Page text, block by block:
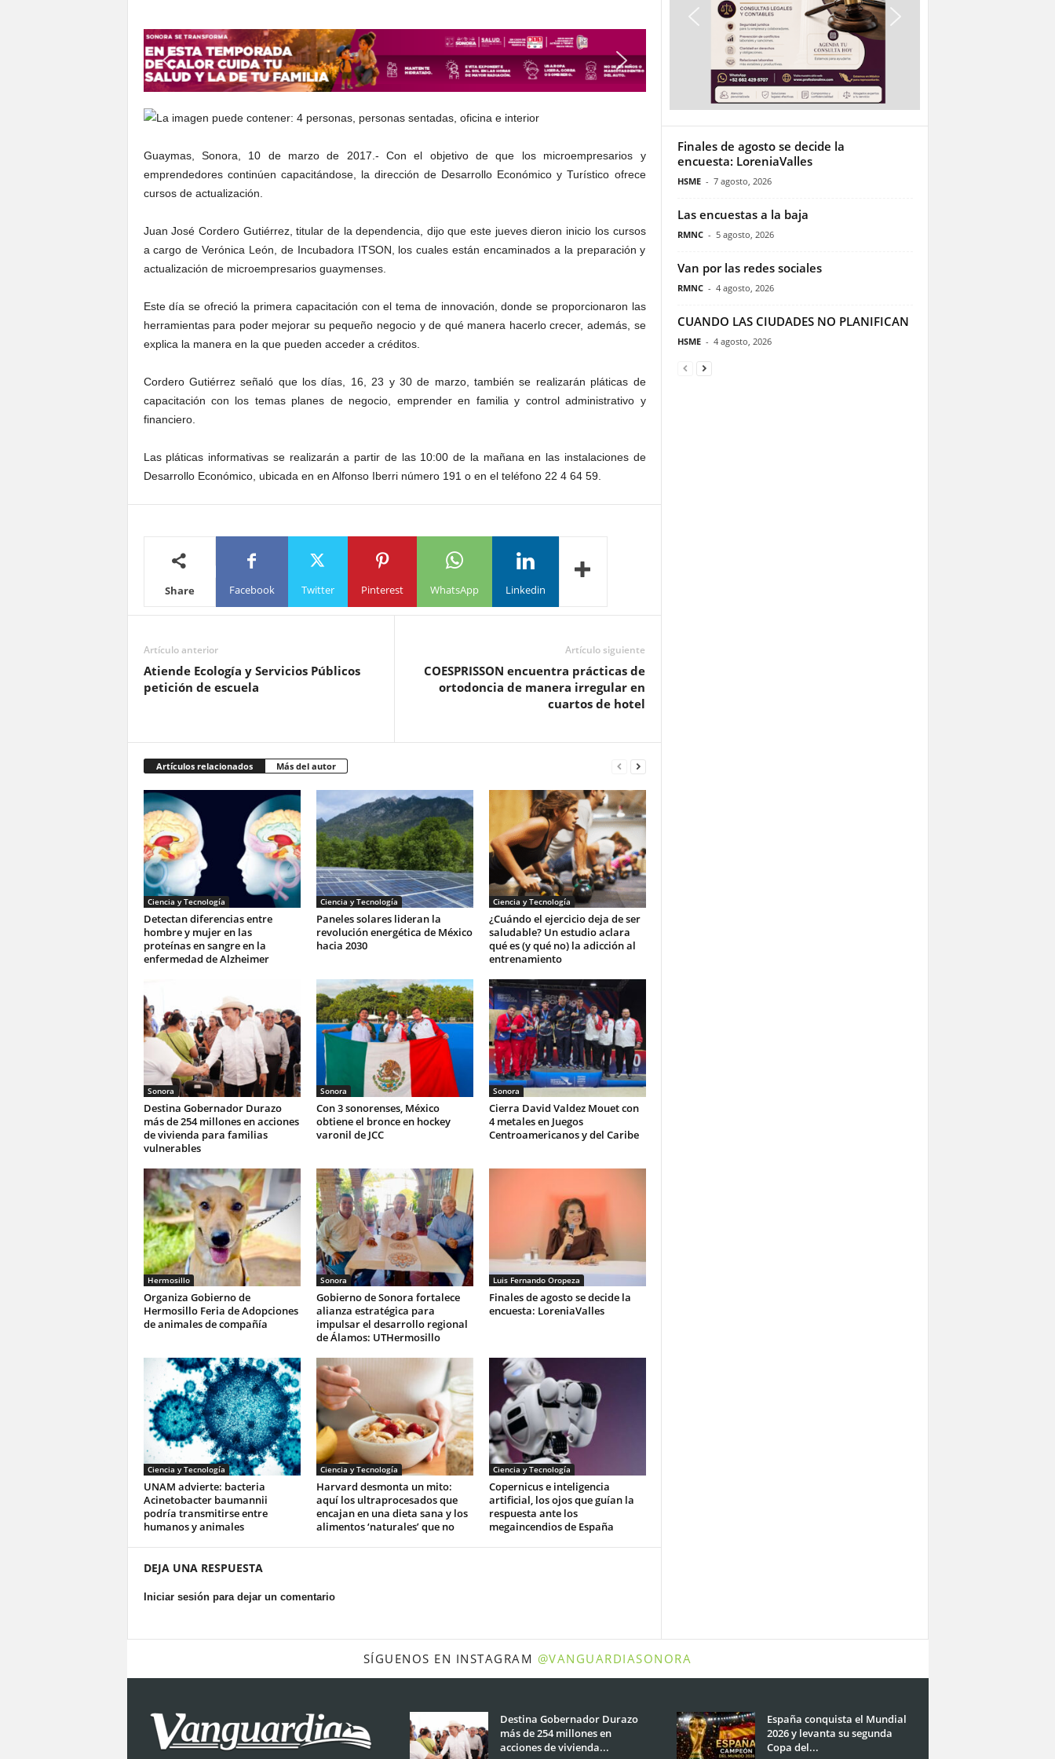
Guaymas, Sonora, 10 de marzo de 2017.- Con el objetivo de que los microempresarios y
emprendedores continúen capacitándose, la dirección de Desarrollo Económico y Turístico ofrece
cursos de actualización.
Juan José Cordero Gutiérrez, titular de la dependencia, dijo que este jueves dieron inicio los cursos
a cargo de Verónica León, de Incubadora ITSON, los cuales están encaminados a la preparación y
actualización de microempresarios guaymenses.
Este día se ofreció la primera capacitación con el tema de innovación, donde se proporcionaron las
herramientas para poder mejorar su pequeño negocio y de qué manera hacerlo crecer, además, se
explica la manera en la que pueden acceder a créditos.
Cordero Gutiérrez señaló que los días, 16, 23 y 30 de marzo, también se realizarán pláticas de
capacitación con los temas planes de negocio, emprender en familia y control administrativo y
financiero.
Las pláticas informativas se realizarán a partir de las 10:00 de la mañana en las instalaciones de
Desarrollo Económico, ubicada en en Alfonso Iberri número 191 o en el teléfono 22 4 64 59.
Share Facebook Twitter Pinterest WhatsApp Linkedin
Artículo anterior
Atiende Ecología y Servicios Públicos
petición de escuela
Artículo siguiente
COESPRISSON encuentra prácticas de
ortodoncia de manera irregular en
cuartos de hotel
Artículos relacionados Más del autor
Ciencia y Tecnología
Detectan diferencias entre
hombre y mujer en las
proteínas en sangre en la
enfermedad de Alzheimer
Ciencia y Tecnología
Paneles solares lideran la
revolución energética de México
hacia 2030
Ciencia y Tecnología
¿Cuándo el ejercicio deja de ser
saludable? Un estudio aclara
qué es (y qué no) la adicción al
entrenamiento
Sonora
Destina Gobernador Durazo
más de 254 millones en acciones
de vivienda para familias
vulnerables
Sonora
Con 3 sonorenses, México
obtiene el bronce en hockey
varonil de JCC
Sonora
Cierra David Valdez Mouet con
4 metales en Juegos
Centroamericanos y del Caribe
Hermosillo
Organiza Gobierno de
Hermosillo Feria de Adopciones
de animales de compañía
Sonora
Gobierno de Sonora fortalece
alianza estratégica para
impulsar el desarrollo regional
de Álamos: UTHermosillo
Luis Fernando Oropeza
Finales de agosto se decide la
encuesta: LoreniaValles
Ciencia y Tecnología
UNAM advierte: bacteria
Acinetobacter baumannii
podría transmitirse entre
humanos y animales
Ciencia y Tecnología
Harvard desmonta un mito:
aquí los ultraprocesados que
encajan en una dieta sana y los
alimentos ‘naturales’ que no
Ciencia y Tecnología
Copernicus e inteligencia
artificial, los ojos que guían la
respuesta ante los
megaincendios de España
DEJA UNA RESPUESTA
Iniciar sesión para dejar un comentario
Finales de agosto se decide la
encuesta: LoreniaValles
HSME - 7 agosto, 2026
Las encuestas a la baja
RMNC - 5 agosto, 2026
Van por las redes sociales
RMNC - 4 agosto, 2026
CUANDO LAS CIUDADES NO PLANIFICAN
HSME - 4 agosto, 2026
SÍGUENOS EN INSTAGRAM @VANGUARDIASONORA
Destina Gobernador Durazo
más de 254 millones en
acciones de vivienda...
España conquista el Mundial
2026 y levanta su segunda
Copa del...